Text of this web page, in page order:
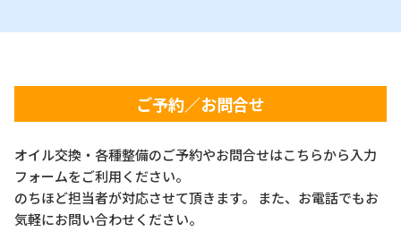
ご予約／お問合せ
オイル交換・各種整備のご予約やお問合せはこちらから入力
フォームをご利用ください。
のちほど担当者が対応させて頂きます。 また、お電話でもお
気軽にお問い合わせください。